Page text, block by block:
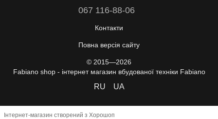
067 116-88-06
Контакти
Повна версія сайту
© 2015—2026
Fabiano shop - інтернет магазин вбудованої техніки Fabiano
RU UA
Інтернет-магазин створений з Хорошоп